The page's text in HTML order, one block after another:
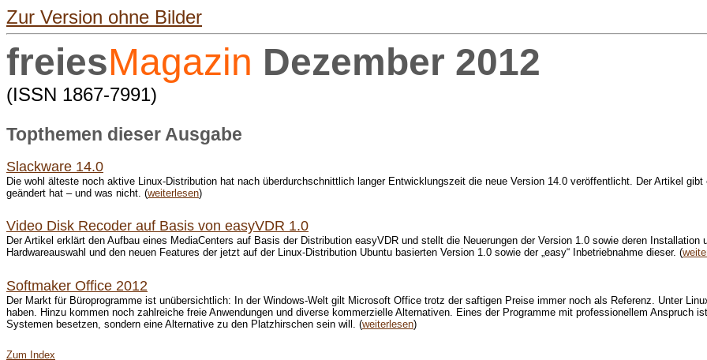
Zur Version ohne Bilder
freiesMagazin Dezember 2012
(ISSN 1867-7991)
Topthemen dieser Ausgabe
Slackware 14.0
Die wohl älteste noch aktive Linux-Distribution hat nach überdurchschnittlich langer Entwicklungszeit die neue Version 14.0 veröffentlicht. Der Artikel
geändert hat – und was nicht. (weiterlesen)
Video Disk Recoder auf Basis von easyVDR 1.0
Der Artikel erklärt den Aufbau eines MediaCenters auf Basis der Distribution easyVDR und stellt die Neuerungen der Version 1.0 sowie deren
Hardwareauswahl und den neuen Features der jetzt auf der Linux-Distribution Ubuntu basierten Version 1.0 sowie der „easy“ Inbetriebnahme dieser. (
Softmaker Office 2012
Der Markt für Büroprogramme ist unübersichtlich: In der Windows-Welt gilt Microsoft Office trotz der saftigen Preise immer noch als Referenz. Unter
haben. Hinzu kommen noch zahlreiche freie Anwendungen und diverse kommerzielle Alternativen. Eines der Programme mit professionellem Anspruch
Systemen besetzen, sondern eine Alternative zu den Platzhirschen sein will. (weiterlesen)
Zum Index